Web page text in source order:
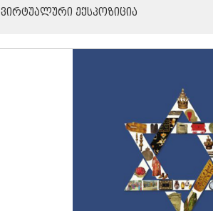
ᲕᲘᲠᲢᲣᲐᲚᲣᲠᲘ ᲔᲥᲡᲞᲝᲖᲘᲪᲘᲐ